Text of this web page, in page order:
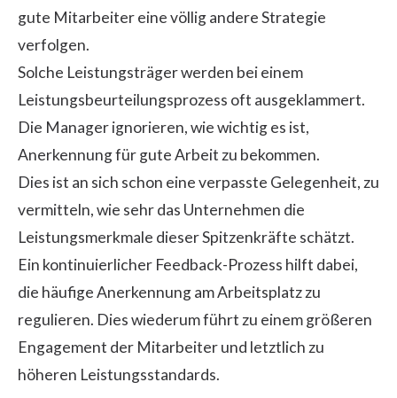
gute Mitarbeiter eine völlig andere Strategie
verfolgen.
Solche Leistungsträger werden bei einem
Leistungsbeurteilungsprozess oft ausgeklammert.
Die Manager ignorieren, wie wichtig es ist,
Anerkennungfür gute Arbeit zu bekommen.
Dies ist an sich schon eine verpasste Gelegenheit, zu
vermitteln, wie sehr das Unternehmen die
Leistungsmerkmale dieser Spitzenkräfte schätzt.
Ein kontinuierlicher Feedback-Prozess hilft dabei,
die häufige Anerkennung am Arbeitsplatz zu
regulieren. Dies wiederum führt zu einem größeren
Engagement der Mitarbeiterund letztlich zu
höheren Leistungsstandards.